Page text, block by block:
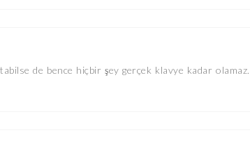
de bence hiçbir şey gerçek klavye kadar